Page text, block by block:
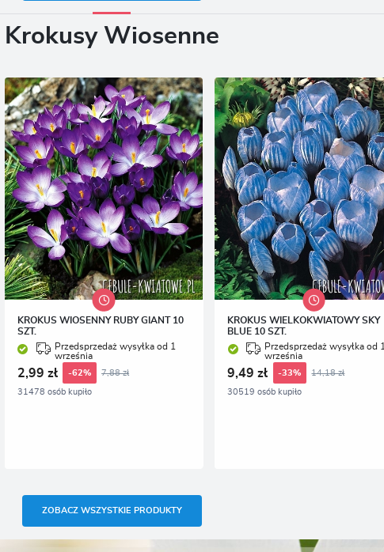
Krokusy Wiosenne
KROKUS WIOSENNY RUBY GIANT 10
SZT.
Przedsprzedaż wysyłka od 1
września
2,99 zł -62% 7,88 zł
31478 osób kupiło
KROKUS WIELKOKWIATOWY SKY
BLUE 10 SZT.
Przedsprzedaż wysyłka od 1
września
9,49 zł -33% 14,18 zł
30519 osób kupiło
ZOBACZ WSZYSTKIE PRODUKTY